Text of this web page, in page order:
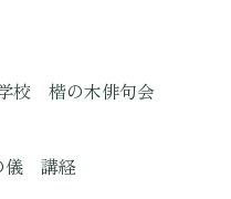
楷の木俳句会
講経